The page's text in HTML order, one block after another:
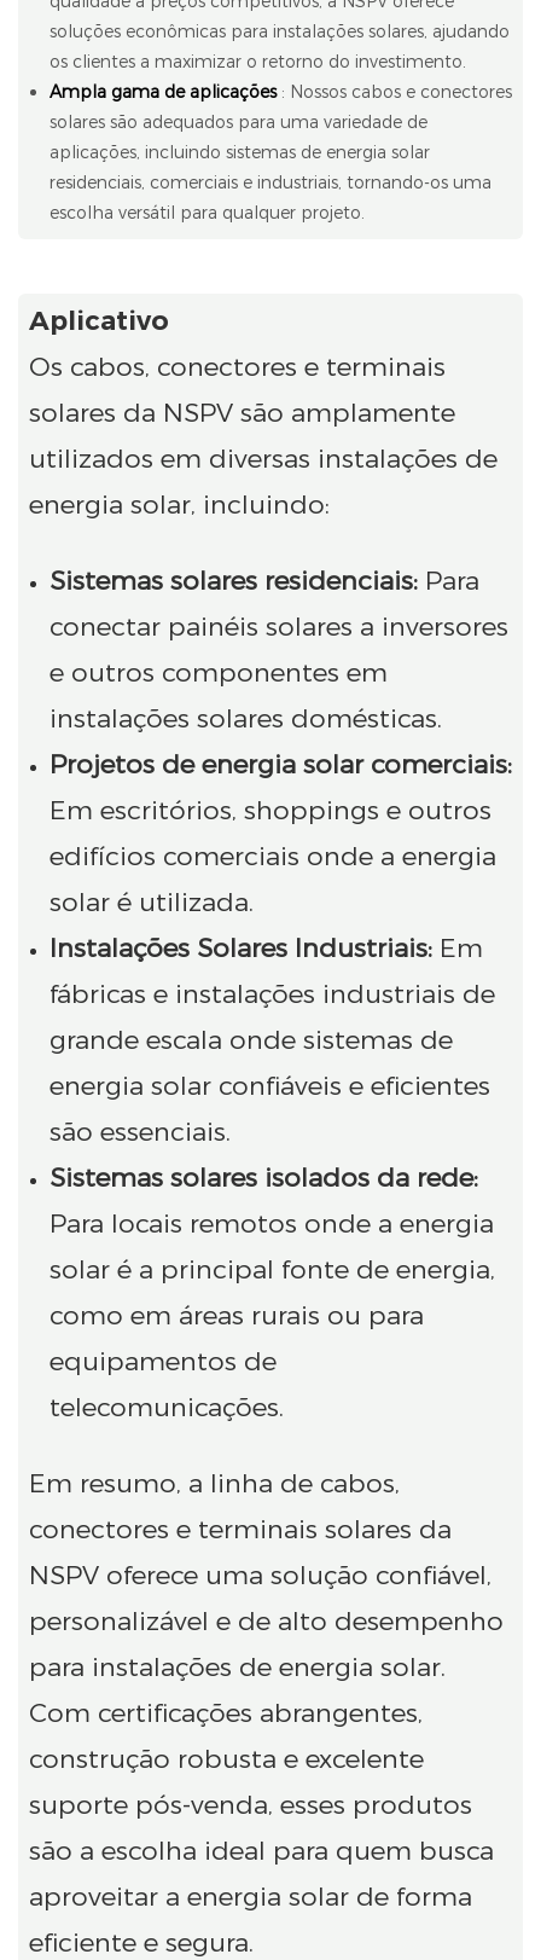
soluções econômicas para instalações solares, ajudando
os clientes a maximizar o retorno do investimento.
Ampla gama de aplicações: Nossos cabos e conectores
solares são adequados para uma variedade de
aplicações, incluindo sistemas de energia solar
residenciais, comerciais e industriais, tornando-os uma
escolha versátil para qualquer projeto.
Aplicativo
Os cabos, conectores e terminais
solares da NSPV são amplamente
utilizados em diversas instalações de
energia solar, incluindo:
Sistemas solares residenciais:Para
conectar painéis solares a inversores
e outros componentes em
instalações solares domésticas.
Projetos de energia solar comerciais:
Em escritórios, shoppings e outros
edifícios comerciais onde a energia
solar é utilizada.
Instalações Solares Industriais:Em
fábricas e instalações industriais de
grande escala onde sistemas de
energia solar confiáveis ​​e eficientes
são essenciais.
Sistemas solares isolados da rede:
Para locais remotos onde a energia
solar é a principal fonte de energia,
como em áreas rurais ou para
equipamentos de
telecomunicações.
Em resumo, a linha de cabos,
conectores e terminais solares da
NSPV oferece uma solução confiável,
personalizável e de alto desempenho
para instalações de energia solar.
Com certificações abrangentes,
construção robusta e excelente
suporte pós-venda, esses produtos
são a escolha ideal para quem busca
aproveitar a energia solar de forma
eficiente e segura.